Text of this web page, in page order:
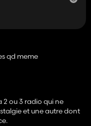
qd meme
2 ou 3 radio qui ne
et une autre dont